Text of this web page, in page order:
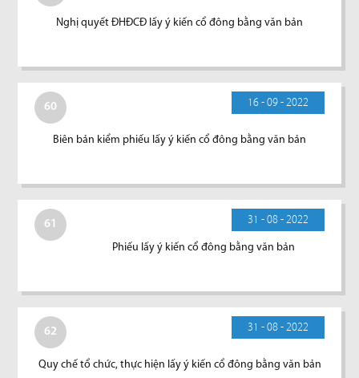
Nghị quyết ĐHĐCĐ lấy ý kiến cổ đông bằng văn bản
60 16 - 09 - 2022
Biên bản kiểm phiếu lấy ý kiến cổ đông bằng văn bản
61 31 - 08 - 2022
Phiếu lấy ý kiến cổ đông bằng văn bản
62 31 - 08 - 2022
Quy chế tổ chức, thực hiện lấy ý kiến cổ đông bằng văn bản